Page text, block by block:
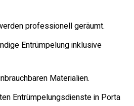
professionell geräumt.
Entrümpelung inklusive
Materialien.
Entrümpelungsdienste in Porta